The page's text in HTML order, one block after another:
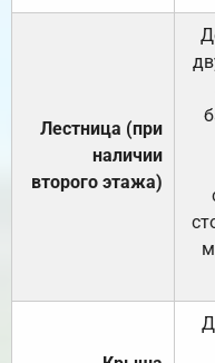
Лестница (при
наличии
второго этажа)